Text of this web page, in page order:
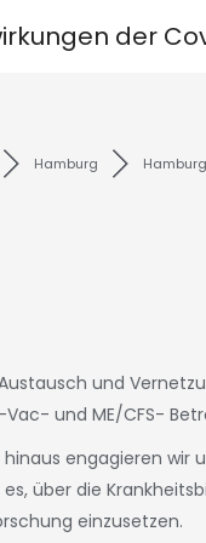
der
Hamburg
und
und ME/CFS-
engagieren wir
es, über die
einzusetzen.